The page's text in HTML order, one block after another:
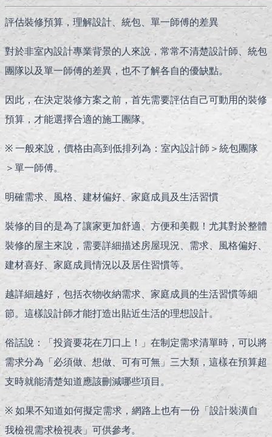
評估裝修預算，理解設計、統包、單一師傅的差異
對於非室內設計專業背景的人來說，常常不清楚設計師、統包
團隊以及單一師傅的差異，也不了解各自的優缺點。
因此，在決定裝修方案之前，首先需要評估自己可動用的裝修
預算，才能選擇合適的施工團隊。
※ 一般來說，價格由高到低排列為：室內設計師＞統包團隊
＞單一師傅。
明確需求、風格、建材偏好、家庭成員及生活習慣
裝修的目的是為了讓家更加舒適、方便和美觀！尤其對於整體
裝修的屋主來說，需要詳細描述房屋現況、需求、風格偏好、
建材喜好、家庭成員情況以及居住習慣等。
越詳細越好，包括衣物收納需求、家庭成員的生活習慣等細
節。這樣設計師才能打造出貼近生活的理想設計。
俗話說：「投資要花在刀口上！」在制定需求清單時，可以將
需求分為「必須做、想做、可有可無」三大類，這樣在預算超
支時就能清楚知道應該刪減哪些項目。
※ 如果不知道如何擬定需求，網路上也有一份「設計裝潢自
我檢視需求檢視表」可供參考。